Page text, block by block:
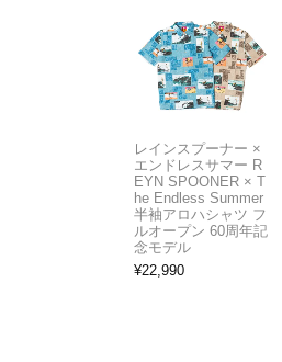
レインスプーナー ×
エンドレスサマー R
EYN SPOONER × T
he Endless Summer
半袖アロハシャツ フ
ルオープン 60周年記
念モデル
¥22,990